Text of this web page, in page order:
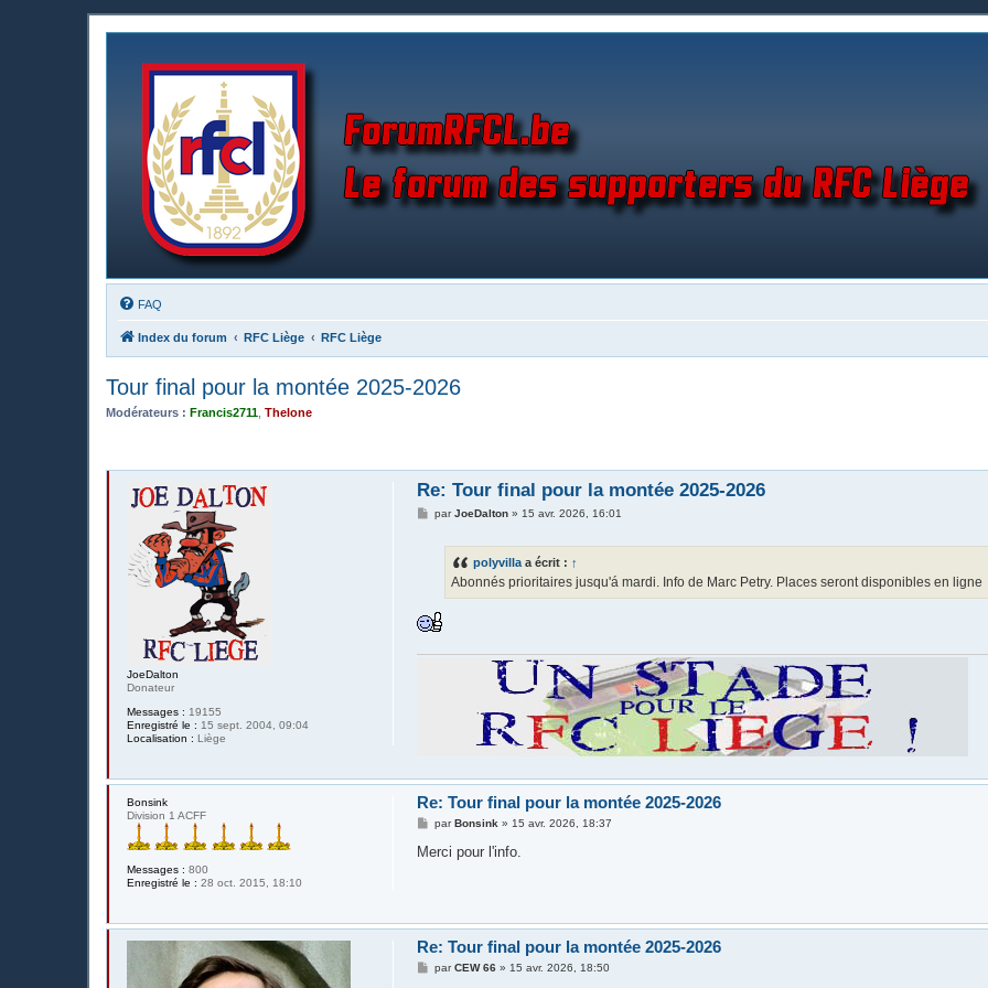
FAQ
Index du forum RFC Liège RFC Liège
Tour final pour la montée 2025-2026
Modérateurs : Francis2711 Thelone
JoeDalton
Donateur
Messages : 19155
Enregistré le : 15 sept. 2004, 09:04
Localisation : Liège
Re: Tour final pour la montée 2025-2026
MparJoeDalton » 15 avr. 2026, 16:01
polyvilla a écrit : ↑
Abonnés prioritaires jusqu'á mardi. Info de Marc Petry. Places seront disponibles en ligne
Bonsink
Division 1 ACFF
Messages : 800
Enregistré le : 28 oct. 2015, 18:10
Re: Tour final pour la montée 2025-2026
M
s
par Bonsink »15 avr. 2026, 18:37
Merci pour l'info.
Re: Tour final pour la montée 2025-2026
MparCEW 66 »15 avr. 2026, 18:50